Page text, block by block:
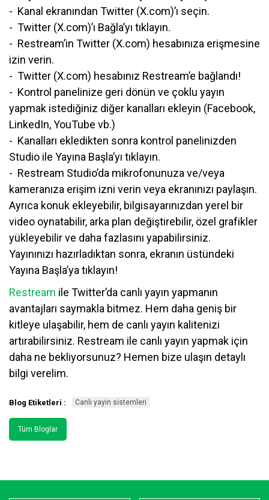
- Kanal ekranından Twitter (X.com)’ı seçin.
- Twitter (X.com)’ı Bağla’yı tıklayın.
- Restream’in Twitter (X.com) hesabınıza erişmesine
izin verin.
- Twitter (X.com) hesabınız Restream’e bağlandı!
- Kontrol panelinize geri dönün ve çoklu yayın
yapmak istediğiniz diğer kanalları ekleyin (Facebook,
LinkedIn, YouTube vb.)
- Kanalları ekledikten sonra kontrol panelinizden
Studio ile Yayına Başla’yı tıklayın.
- Restream Studio’da mikrofonunuza ve/veya
kameranıza erişim izni verin veya ekranınızı paylaşın.
Ayrıca konuk ekleyebilir, bilgisayarınızdan yerel bir
video oynatabilir, arka plan değiştirebilir, özel grafikler
yükleyebilir ve daha fazlasını yapabilirsiniz.
Yayınınızı hazırladıktan sonra, ekranın üstündeki
Yayına Başla’ya tıklayın!
Restream ile Twitter’da canlı yayın yapmanın
avantajları saymakla bitmez. Hem daha geniş bir
kitleye ulaşabilir, hem de canlı yayın kalitenizi
artırabilirsiniz. Restream ile canlı yayın yapmak için
daha ne bekliyorsunuz? Hemen bize ulaşın detaylı
bilgi verelim.
Blog Etiketleri : Canlı yayin sistemleri
Tüm Bloglar